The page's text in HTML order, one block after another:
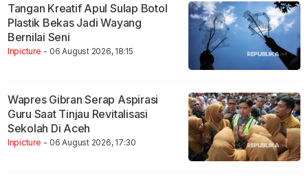
Tangan Kreatif Apul Sulap Botol
Plastik Bekas Jadi Wayang
Bernilai Seni
Inpicture - 06 August 2026, 18:15
Wapres Gibran Serap Aspirasi
Guru Saat Tinjau Revitalisasi
Sekolah Di Aceh
Inpicture - 06 August 2026, 17:30